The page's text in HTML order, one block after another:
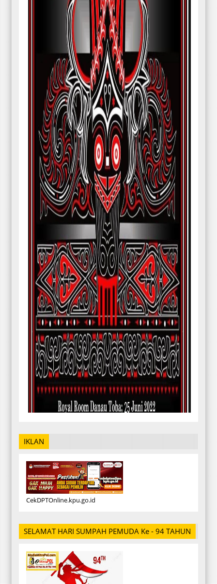
IKLAN
CekDPTOnline.kpu.go.id
SELAMAT HARI SUMPAH PEMUDA Ke - 94 TAHUN